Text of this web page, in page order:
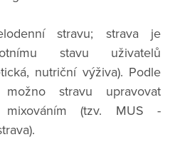
stravu; strava je
stavu uživatelů
nutriční výživa). Podle
stravu upravovat
(tzv. MUS -